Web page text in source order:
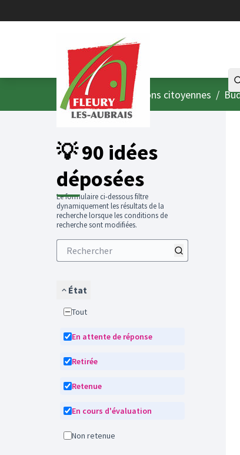
AccueilMenu principal
/ Consultations citoyennes /
💡 90 idées
déposées
Le formulaire ci-dessous filtre
dynamiquement les résultats de la
recherche lorsque les conditions de
recherche sont modifiées.
État
Tout
En attente de réponse
Retirée
Retenue
En cours d'évaluation
Non retenue